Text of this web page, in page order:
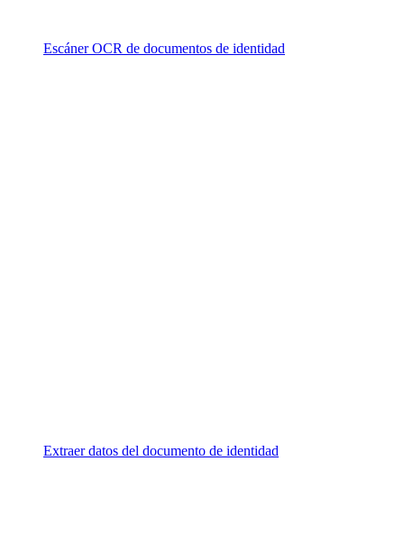
Escáner OCR de documentos de identidad
Extraer datos del documento de identidad